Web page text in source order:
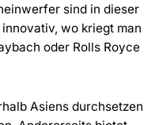
sind in dieser
wo kriegt man
oder Rolls Royce
Asiens durchsetzen